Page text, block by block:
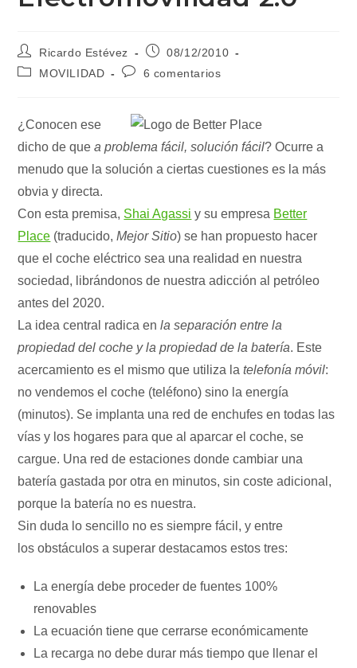
Autor
de
la
Ricardo Estévez
Publicación
la
08/12/2010
Categoría
MOVILIDAD
Comentarios
entrada:
6 comentarios
¿Conocen ese
dicho de quea problema fácil, solución fácil? Ocurre a
menudo que la solución a ciertas cuestiones es la más
obvia y directa.
Con esta premisa, Shai Agassi y su empresa Better
Place (traducido,Mejor Sitio) se han propuesto hacer
que el coche eléctrico sea una realidad en nuestra
sociedad, librándonos de nuestra adicción al petróleo
antes del 2020.
La idea central radica enla separación entre la
propiedad del coche y la propiedad de la batería. Este
acercamiento es el mismo que utiliza latelefonía móvil:
no vendemos el coche (teléfono) sino la energía
(minutos). Se implanta una red de enchufes en todas las
vías y los hogares para que al aparcar el coche, se
cargue. Una red de estaciones donde cambiar una
batería gastada por otra en minutos, sin coste adicional,
porque la batería no es nuestra.
Sin duda lo sencillo no es siempre fácil, y entre
los obstáculos a superar destacamos estos tres:
La energía debe proceder de fuentes 100%
renovables
La ecuación tiene que cerrarse económicamente
La recarga no debe durar más tiempo que llenar el